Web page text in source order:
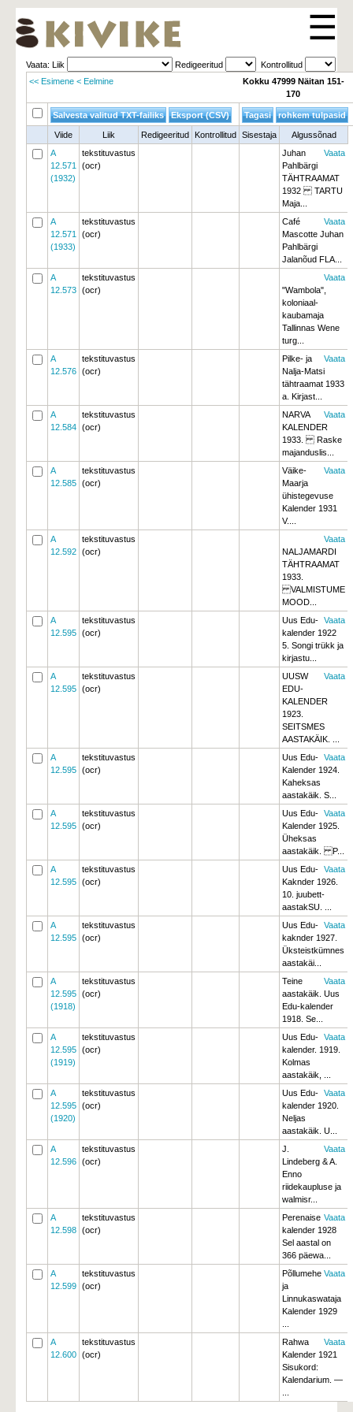
☰
Vaata: Liik Redigeeritud
Kontrollitud
<< Esimene < Eelmine
Kokku 47999 Näitan 151-
170
Viide Liik Redigeeritud Kontrollitud Sisestaja
Algussõnad
A
12.571
(1932)
tekstituvastus
(ocr)
Vaata
Juhan
Pahlbärgi
TÄHTRAAMAT
1932 TARTU
Maja...
A
12.571
(1933)
tekstituvastus
(ocr)
Vaata
Café
Mascotte Juhan
Pahlbärgi
Jalanõud FLA...
A
12.573
tekstituvastus
(ocr)
Vaata
"Wambola",
koloniaal-
kaubamaja
Tallinnas Wene
turg...
A
12.576
tekstituvastus
(ocr)
Vaata
Pilke- ja
Nalja-Matsi
tähtraamat 1933
a. Kirjast...
A
12.584
tekstituvastus
(ocr)
Vaata
NARVA
KALENDER
1933. Raske
majanduslis...
A
12.585
tekstituvastus
(ocr)
Vaata
Väike-
Maarja
ühistegevuse
Kalender 1931
V....
A
12.592
tekstituvastus
(ocr)
Vaata
NALJAMARDI
TÄHTRAAMAT
1933.
VALMISTUME
MOOD...
A
12.595
tekstituvastus
(ocr)
Vaata
Uus Edu-
kalender 1922
5. Songi trükk ja
kirjastu...
A
12.595
tekstituvastus
(ocr)
Vaata
UUSW
EDU-
KALENDER
1923.
SEITSMES
AASTAKÄIK. ...
A
12.595
tekstituvastus
(ocr)
Vaata
Uus Edu-
Kalender 1924.
Kaheksas
aastakäik. S...
A
12.595
tekstituvastus
(ocr)
Vaata
Uus Edu-
Kalender 1925.
Üheksas
aastakäik. P...
A
12.595
tekstituvastus
(ocr)
Vaata
Uus Edu-
Kaknder 1926.
10. juubett-
aastakSU. ...
A
12.595
tekstituvastus
(ocr)
Vaata
Uus Edu-
kaknder 1927.
Üksteistkümnes
aastakäi...
A
12.595
(1918)
tekstituvastus
(ocr)
Vaata
Teine
aastakäik. Uus
Edu-kalender
1918. Se...
A
12.595
(1919)
tekstituvastus
(ocr)
Vaata
Uus Edu-
kalender. 1919.
Kolmas
aastakäik, ...
A
12.595
(1920)
tekstituvastus
(ocr)
Vaata
Uus Edu-
kalender 1920.
Neljas
aastakäik. U...
A
12.596
tekstituvastus
(ocr)
Vaata
J.
Lindeberg & A.
Enno
riidekaupluse ja
walmisr...
A
12.598
tekstituvastus
(ocr)
Vaata
Perenaise
kalender 1928
Sel aastal on
366 päewa...
A
12.599
tekstituvastus
(ocr)
Vaata
Põllumehe
ja
Linnukaswataja
Kalender 1929
A
12.600
tekstituvastus
(ocr)
Vaata
Rahwa
Kalender 1921
Sisukord:
Kalendarium. —